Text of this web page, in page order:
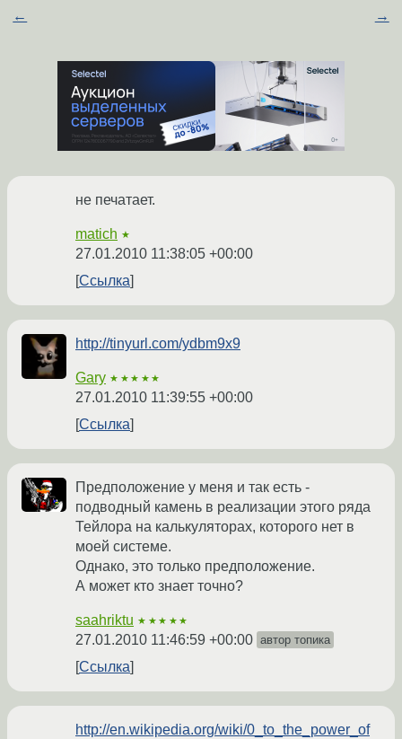
← →
не печатает.
matich ★
27.01.2010 11:38:05 +00:00
Ссылка
http://tinyurl.com/ydbm9x9
Gary ★★★★★
27.01.2010 11:39:55 +00:00
Ссылка
Предположение у меня и так есть -
подводный камень в реализации этого ряда
Тейлора на калькуляторах, которого нет в
моей системе.
Однако, это только предположение.
А может кто знает точно?
saahriktu ★★★★★
27.01.2010 11:46:59 +00:00 автор топика
Ссылка
http://en.wikipedia.org/wiki/0_to_the_power_of